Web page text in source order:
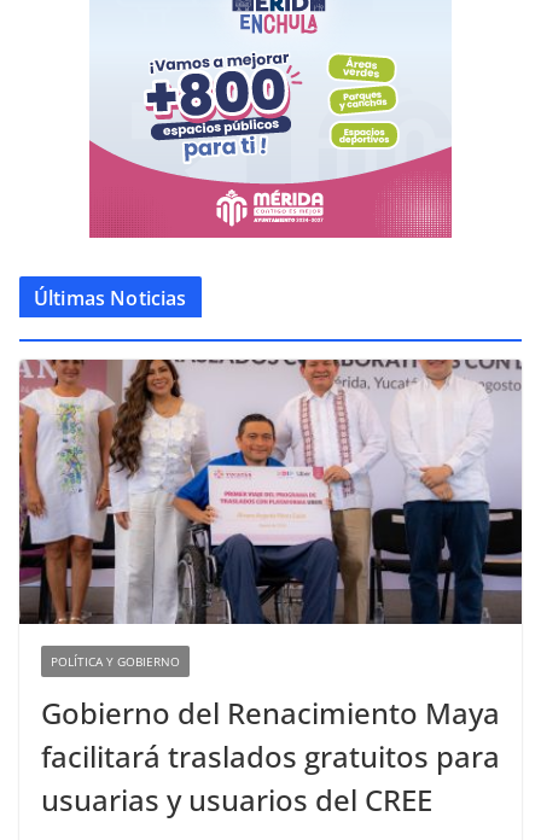
Últimas Noticias
POLÍTICA Y GOBIERNO
Gobierno del Renacimiento Maya
facilitará traslados gratuitos para
usuarias y usuarios del CREE